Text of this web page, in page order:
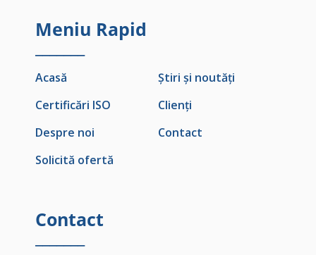
Meniu Rapid
Acasă
Certificări ISO
Despre noi
Solicită ofertă
Știri și noutăți
Clienți
Contact
Contact